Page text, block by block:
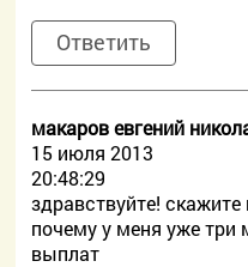
Ответить
макаров евгений
15 июля 2013
20:48:29
здравствуйте!
почему у меня уже три
выплат